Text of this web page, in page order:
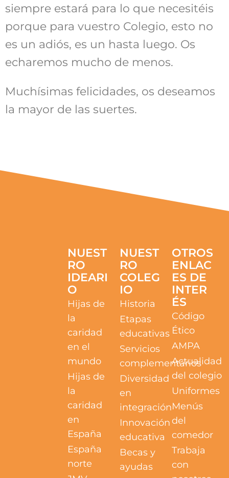
siempre estará para lo que necesitéis
porque para vuestro Colegio, esto no
es un adiós, es un hasta luego. Os
echaremos mucho de menos.
Muchísimas felicidades, os deseamos
la mayor de las suertes.
NUEST
RO
IDEARI
O
Hijas de
la
caridad
en el
mundo
Hijas de
la
caridad
en
España
España
norte
NUEST
RO
COLEG
IO
Historia
Etapas
educativas
Servicios
complementarios
Diversidad
en
integración
Innovación
educativa
Becas y
ayudas
OTROS
ENLAC
ES DE
INTER
ÉS
Código
Ético
AMPA
Actualidad
del colegio
Uniformes
Menús
del
comedor
Trabaja
con